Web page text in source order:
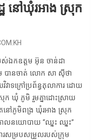
ឋ នៅឃុំរអាង ស្រុក
ស់ឯកឧត្តម អ៊ុន ចាន់ដា
បានចាត់ លោក សា ស៊ីថា
វាទក្រៅប្រព័ន្ធតុលាការ ដោយ
រុក ឃុំ ភូមិ រួមគ្នាដោះស្រាយ
នៅភូមិពង្រ ឃុំរអាង ស្រុក
នយោបាយ “ឈ្នះ ឈ្នះ”
រសម្របសម្រួលរបស់ក្រុម